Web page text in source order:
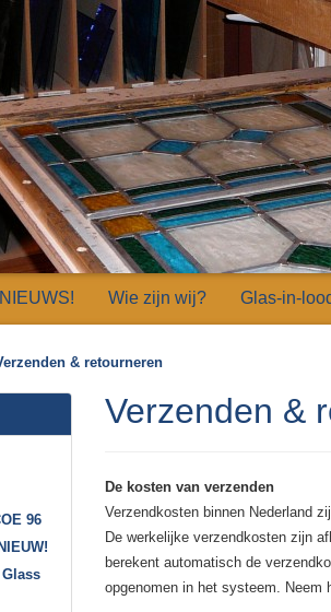
NIEUWS! Wie zijn wij? Glas-in-
& retourneren
Verzenden &
De kosten van verzenden
Verzendkosten binnen Nederland
De werkelijke verzendkosten zijn
berekent automatisch de
opgenomen in het systeem. Neem
96